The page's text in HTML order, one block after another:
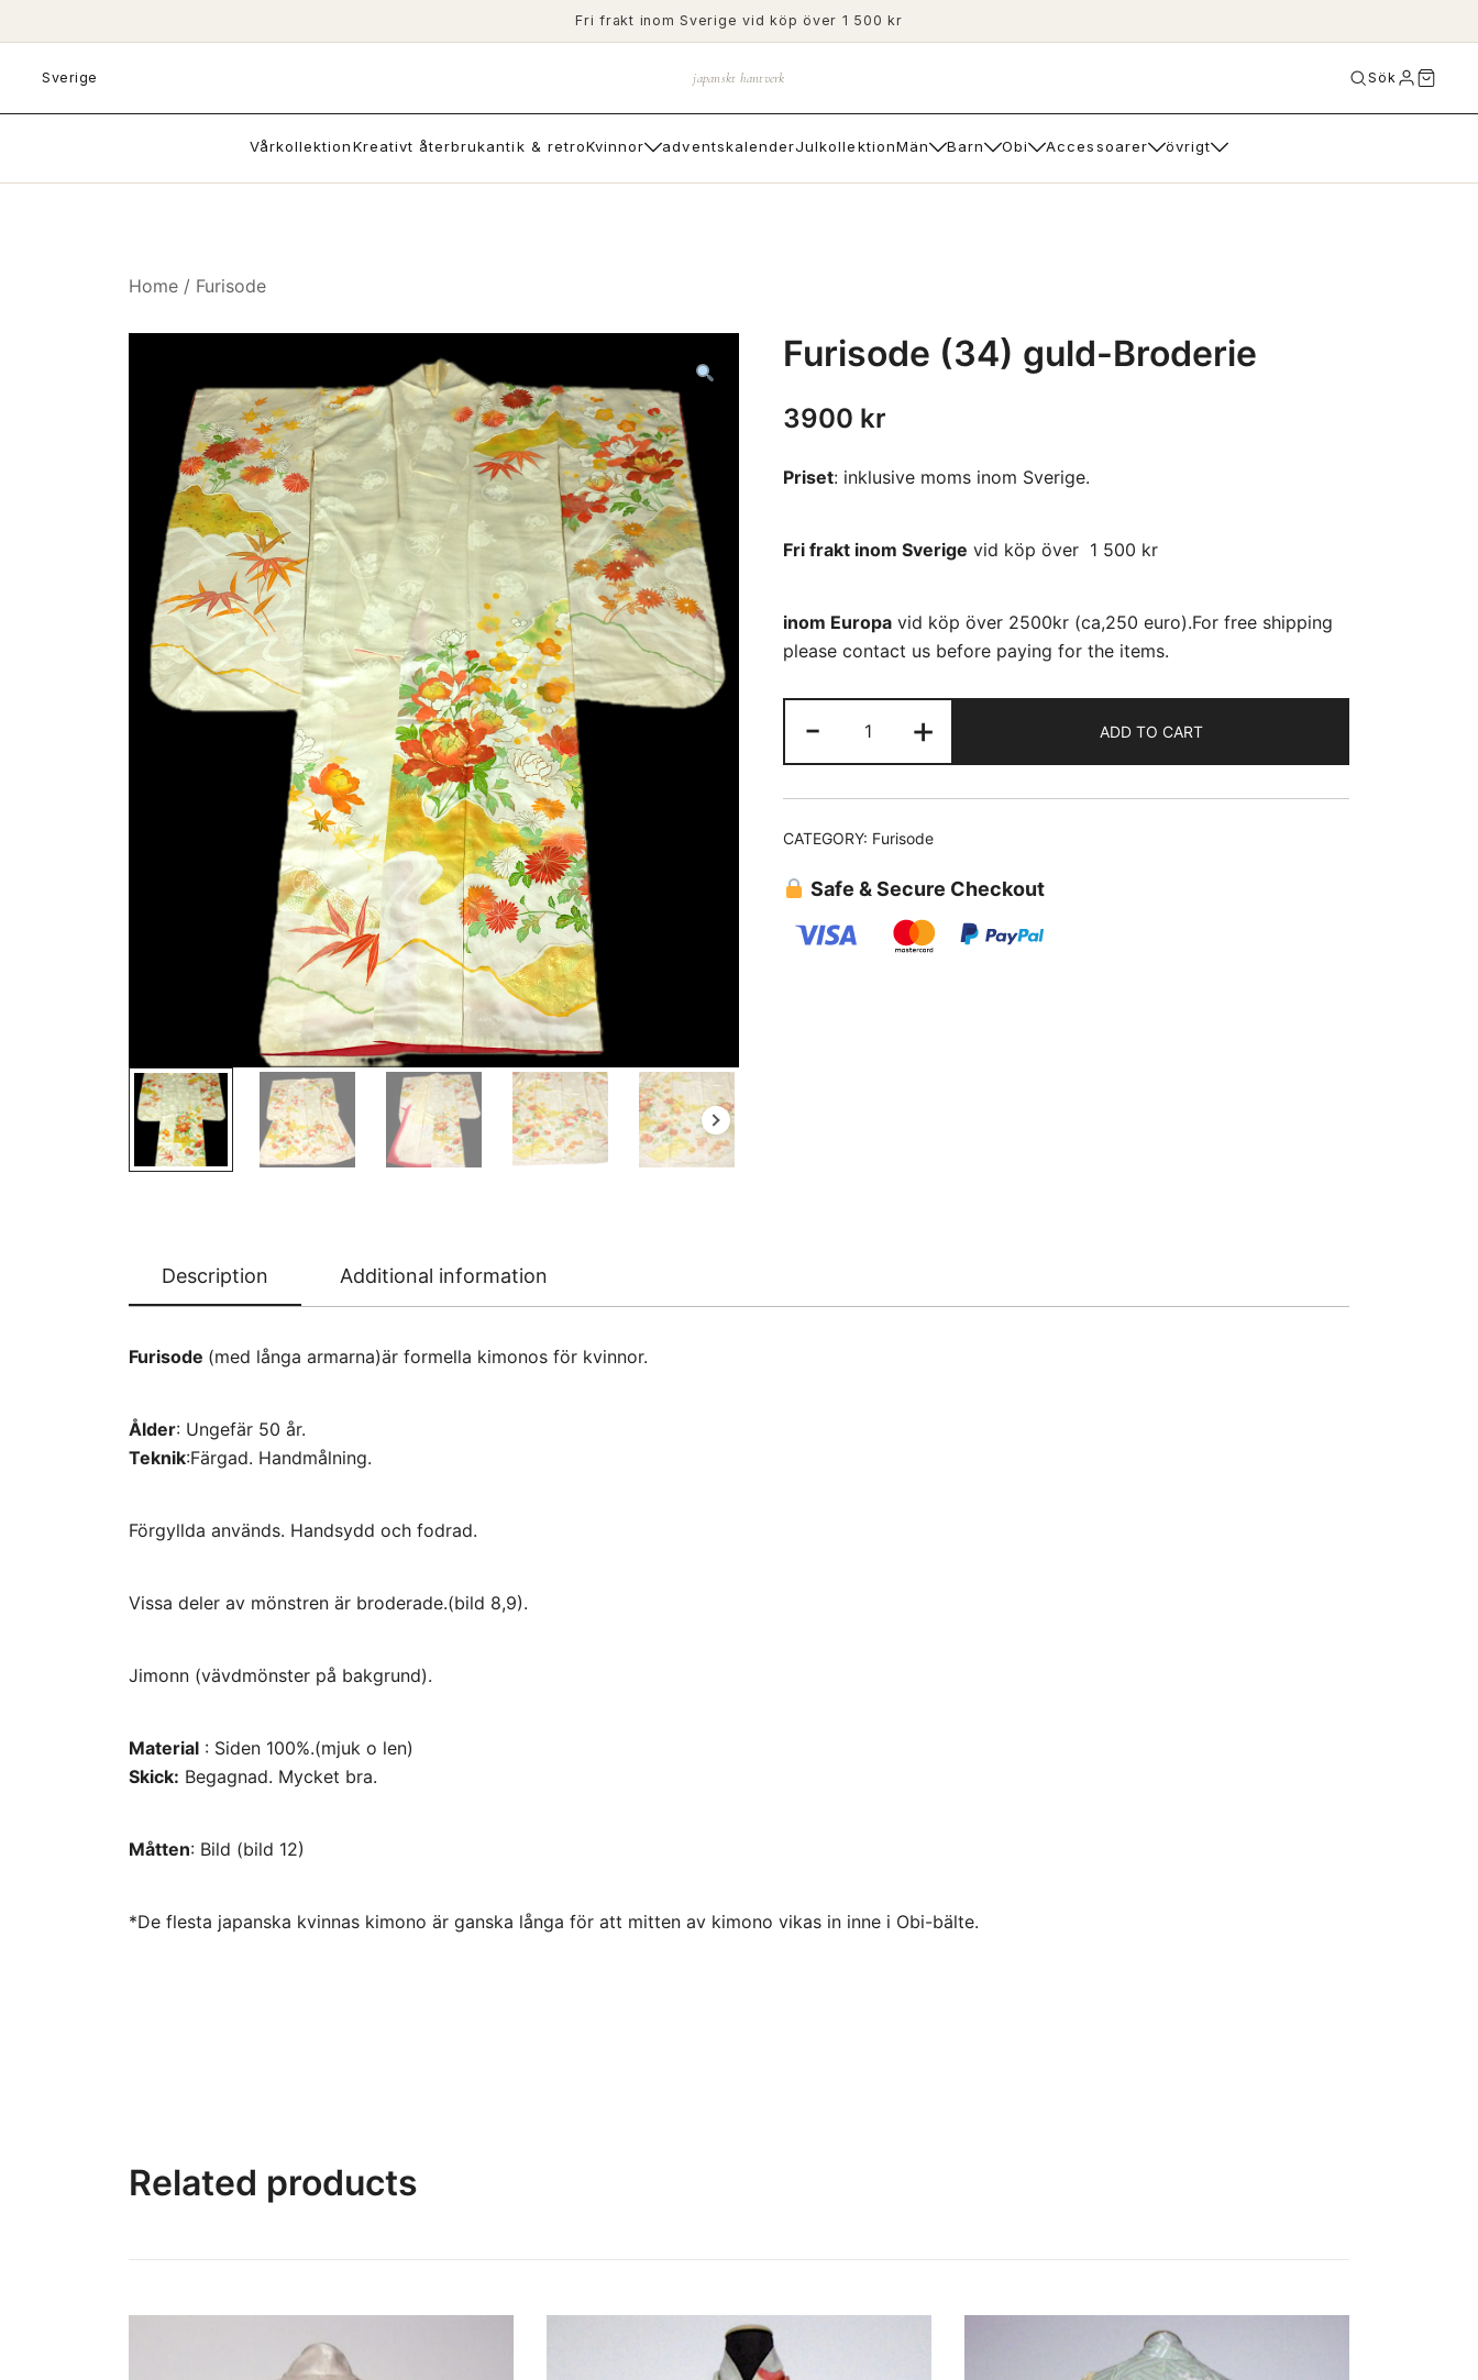
to
content
Fri frakt inom Sverige vid köp över 1 500 kr
Sverige japanskt hantverk Sök
VårkollektionKreativt återbrukantik & retroKvinnor adventskalenderJulkollektionMän Barn Obi Accessoarer övrigt
Home / Furisode
Furisode (34) guld-Broderie
3900 kr
Priset: inklusive moms inom Sverige.
Fri frakt inom Sverige vid köp över 1 500 kr
inom Europa vid köp över 2500kr (ca,250 euro).For free shipping
please contact us before paying for the items.
-
(34)
guld-
Broderie
quantity
+ ADD TO CART
CATEGORY: Furisode
Safe & Secure Checkout
Description Additional information
Furisode (med långa armarna)är formella kimonos för kvinnor.
Ålder: Ungefär 50 år.
Teknik:Färgad. Handmålning.
Förgyllda används. Handsydd och fodrad.
Vissa deler av mönstren är broderade.(bild 8,9).
Jimonn (vävdmönster på bakgrund).
Material : Siden 100%.(mjuk o len)
Skick: Begagnad. Mycket bra.
Måtten: Bild (bild 12)
*De flesta japanska kvinnas kimono är ganska långa för att mitten av kimono vikas in inne i Obi-bälte.
Related products